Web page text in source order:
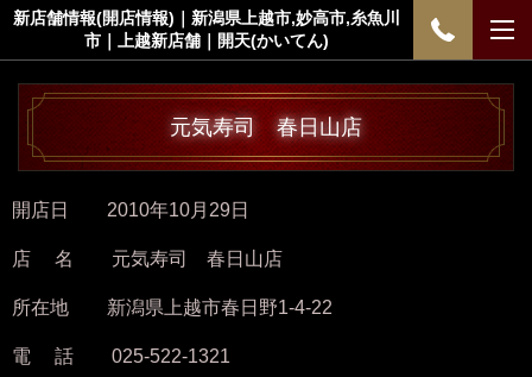
新店舗情報(開店情報)｜新潟県上越市,妙高市,糸魚川
市｜上越新店舗｜開天(かいてん)
元気寿司 春日山店
開店日 2010年10月29日
店 名 元気寿司 春日山店
所在地 新潟県上越市春日野1-4-22
電 話 025-522-1321